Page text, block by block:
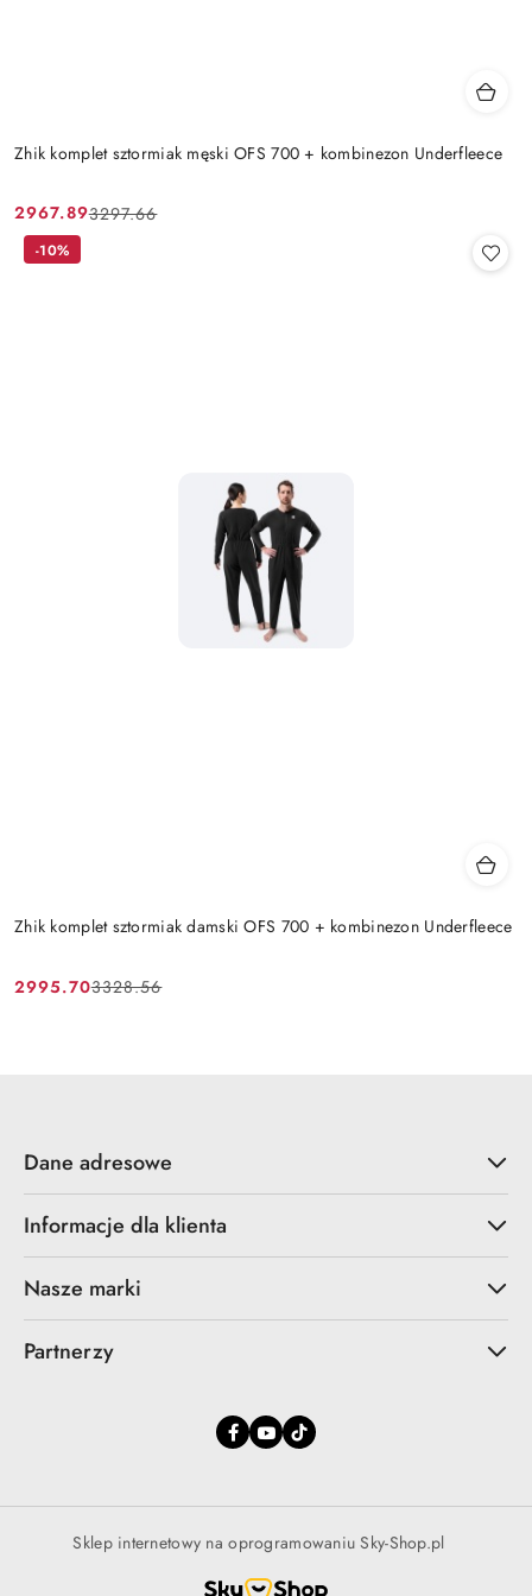
Zhik komplet sztormiak męski OFS 700 + kombinezon Underfleece
Cena
promocyjna:
2967.89
Cena
przed
3297.66
Zhik komplet sztormiak damski OFS 700 + kombinezon Underfleece
Cena
2995.70
Cena
3328.56
-10%
Dane adresowe
Informacje dla klienta
Nasze marki
Partnerzy
Sklep internetowy na oprogramowaniu Sky-Shop.pl